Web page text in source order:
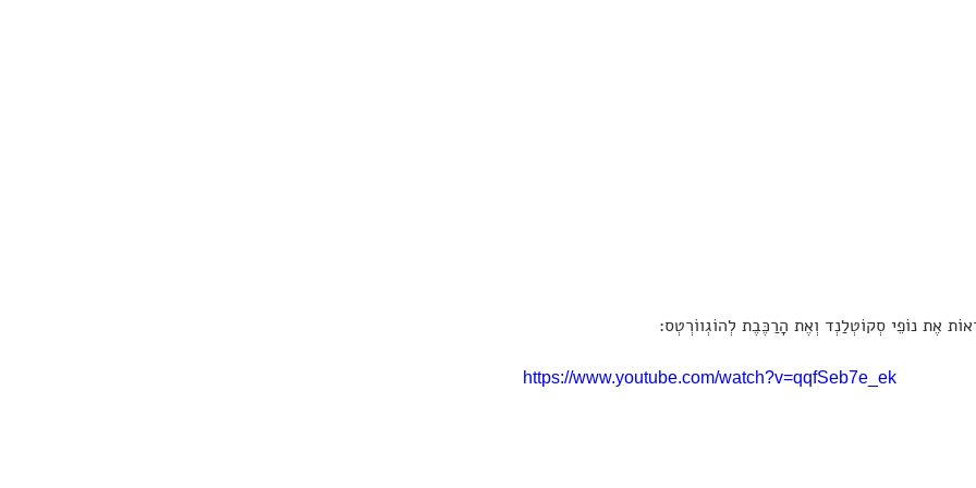
אֶת נוֹפֵי סְקוֹטְלַנְד וְאֶת הָרַכֶּבֶת לְהוֹגְווֹרְטְס:
https://www.youtube.com/watch?v=qqfSeb7e_ek